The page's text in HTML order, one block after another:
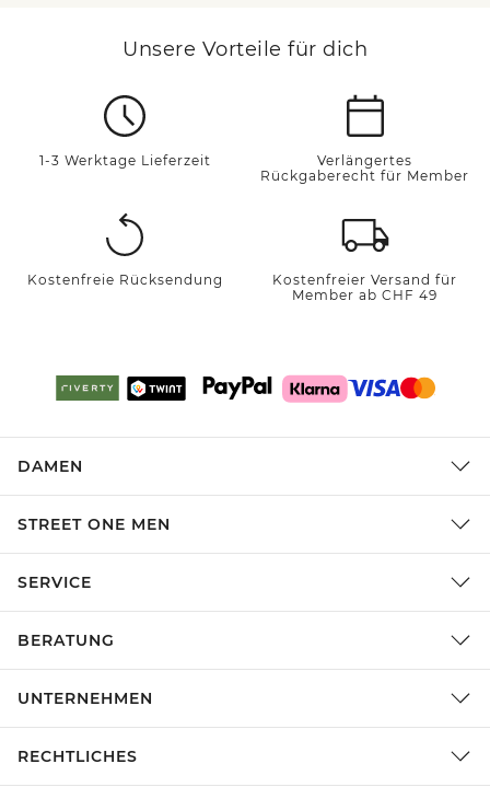
Unsere Vorteile für dich
1-3 Werktage Lieferzeit
Verlängertes
Rückgaberecht für Member
Kostenfreie Rücksendung
Kostenfreier Versand für
Member ab CHF 49
DAMEN
STREET ONE MEN
SERVICE
BERATUNG
UNTERNEHMEN
RECHTLICHES